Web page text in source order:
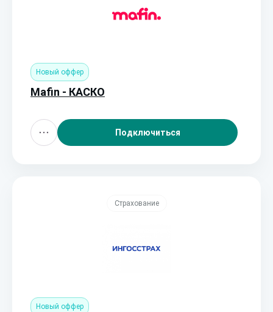
Новый оффер
Mafin - КАСКО
Подключиться
Страхование
Новый оффер